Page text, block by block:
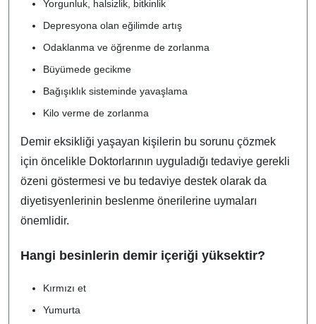
Yorgunluk, halsizlik, bitkinlik
Depresyona olan eğilimde artış
Odaklanma ve öğrenme de zorlanma
Büyümede gecikme
Bağışıklık sisteminde yavaşlama
Kilo verme de zorlanma
Demir eksikliği yaşayan kişilerin bu sorunu çözmek
için öncelikle Doktorlarının uyguladığı tedaviye gerekli
özeni göstermesi ve bu tedaviye destek olarak da
diyetisyenlerinin beslenme önerilerine uymaları
önemlidir.
Hangi besinlerin demir içeriği yüksektir?
Kırmızı et
Yumurta